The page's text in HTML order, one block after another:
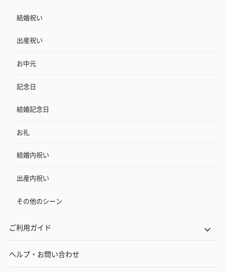
結婚祝い
出産祝い
お中元
記念日
結婚記念日
お礼
結婚内祝い
出産内祝い
その他のシーン
ご利用ガイド
ヘルプ・お問い合わせ